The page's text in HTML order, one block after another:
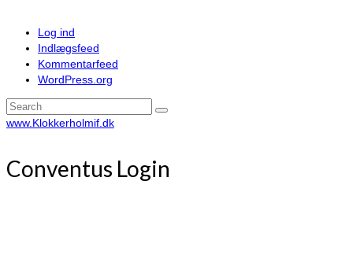
Log ind
Indlægsfeed
Kommentarfeed
WordPress.org
Search
for:
www.Klokkerholmif.dk
Conventus Login